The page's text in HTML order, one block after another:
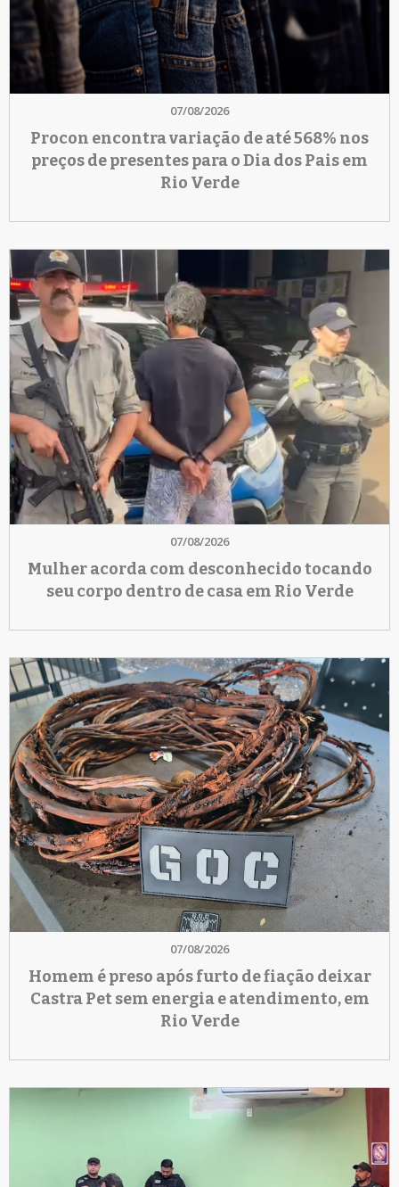
07/08/2026
Procon encontra variação de até 568% nos
preços de presentes para o Dia dos Pais em
Rio Verde
07/08/2026
Mulher acorda com desconhecido tocando
seu corpo dentro de casa em Rio Verde
07/08/2026
Homem é preso após furto de fiação deixar
Castra Pet sem energia e atendimento, em
Rio Verde